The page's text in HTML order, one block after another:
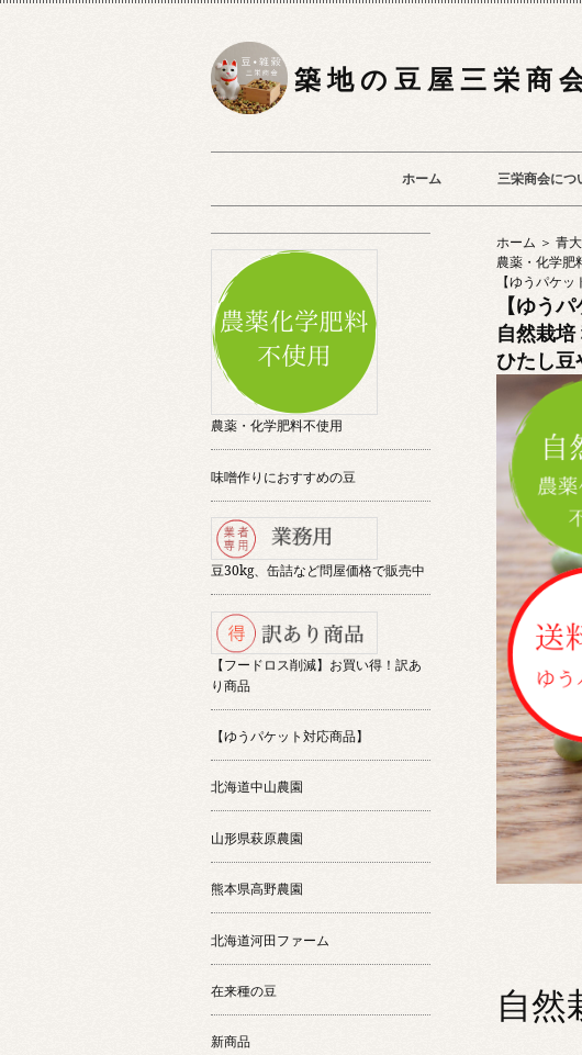
築 地 の 豆 屋 三 栄 商
ホーム 三栄商会につ
ホーム ＞ 青
農薬・化学肥
【ゆうパケッ
【ゆう
自然栽
ひたし豆
自然
農薬・化学肥料不使用
味噌作りにおすすめの豆
豆30kg、缶詰など問屋価格で販売中
【フードロス削減】お買い得！訳あ
り商品
【ゆうパケット対応商品】
北海道中山農園
山形県萩原農園
熊本県高野農園
北海道河田ファーム
在来種の豆
新商品